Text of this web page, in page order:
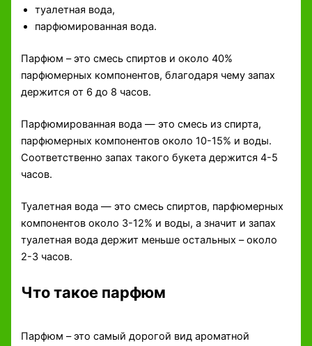
туалетная вода,
парфюмированная вода.
Парфюм – это смесь спиртов и около 40%
парфюмерных компонентов, благодаря чему запах
держится от 6 до 8 часов.
Парфюмированная вода — это смесь из спирта,
парфюмерных компонентов около 10-15% и воды.
Соответственно запах такого букета держится 4-5
часов.
Туалетная вода — это смесь спиртов, парфюмерных
компонентов около 3-12% и воды, а значит и запах
туалетная вода держит меньше остальных – около
2-3 часов.
Что такое парфюм
Парфюм – это самый дорогой вид ароматной